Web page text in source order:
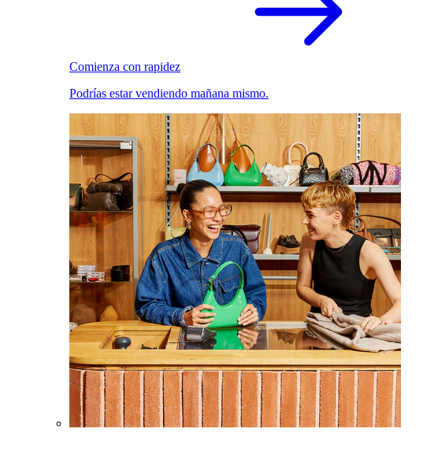
Comienza con rapidez
Podrías estar vendiendo mañana mismo.